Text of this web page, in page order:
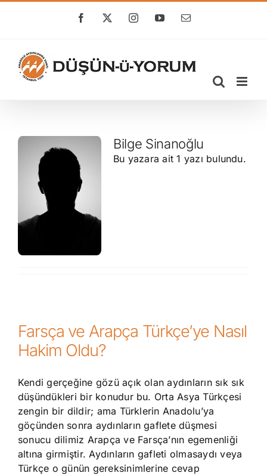
Facebook
X InstagramYouTube
E-
Bilge Sinanoğlu
Bu yazara ait 1 yazı bulundu.
Farsça ve Arapça Türkçe’ye Nasıl
Hakim Oldu?
Kendi gerçeğine gözü açık olan aydınların sık sık
düşündükleri bir konudur bu. Orta Asya Türkçesi
zengin bir dildir; ama Türklerin Anadolu’ya
göçünden sonra aydınların gaflete düşmesi
sonucu dilimiz Arapça ve Farsça’nın egemenliği
altına girmiştir. Aydınların gafleti olmasaydı veya
Türkçe o günün gereksinimlerine cevap